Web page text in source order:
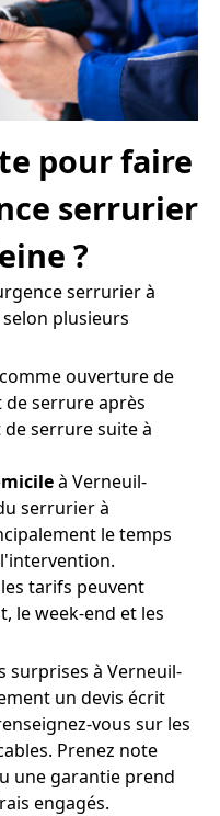
pour faire
serrurier
?
serrurier à
plusieurs
ouverture de
serrure après
serrure suite à
à Verneuil-
serrurier à
le temps
tarifs peuvent
le week-end et les
surprises à Verneuil-
un devis écrit
vous sur les
Prenez note
une garantie prend
engagés.